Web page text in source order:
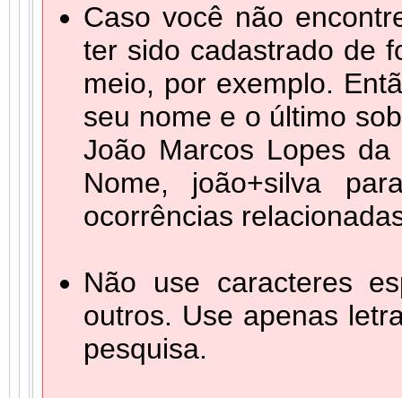
Caso você não
ter sido cadastrado de
meio, por exemplo.
seu nome e o último
João Marcos Lopes
Nome, joão+silva
ocorrências
Não use caracteres
outros. Use apenas
pesquisa.